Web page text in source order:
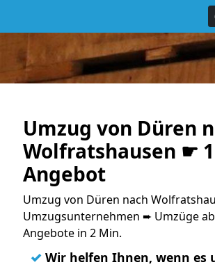
Umzug von Düren
Wolfratshausen ☛
Angebot
Umzug von Düren nach
Umzugsunternehmen ➨ Umzüge
Angebote in 2 Min.
✓ Wir helfen Ihnen, wenn es